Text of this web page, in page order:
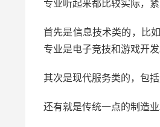
专业听起来都比较实际，
首先是信息技术类的，比
专业是电子竞技和游戏开发
其次是现代服务类的，包
还有就是传统一点的制造